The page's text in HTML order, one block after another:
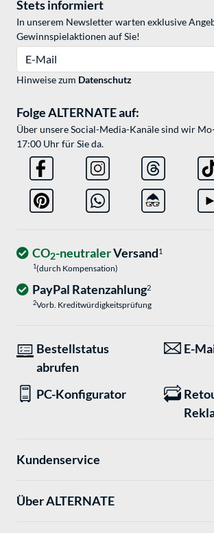
Stets informiert
In unserem Newsletter warten exklusive
Gewinnspielaktionen auf Sie!
Hinweise zum Datenschutz
Folge ALTERNATE auf:
Über unsere Social-Media-Kanäle sind wir
17:00 Uhr für Sie da.
CO2-neutralerVersand1
1(durch Kompensation)
PayPal Ratenzahlung2
2Vorb. Kreditwürdigkeitsprüfung
Bestellstatus
abrufen
E-
PC-Konfigurator
Kundenservice
Über ALTERNATE